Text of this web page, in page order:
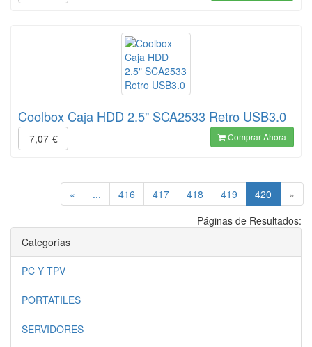
Coolbox Caja HDD 2.5" SCA2533 Retro USB3.0
7,07 € Comprar Ahora
« ... 416 417 418 419 420 (current)
»
Páginas de Resultados:
Categorías
PC Y TPV
PORTATILES
SERVIDORES